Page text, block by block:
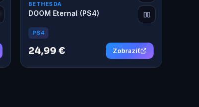
BETHESDA
DOOM Eternal (PS4)
PS4
24,99 € Zobraziť